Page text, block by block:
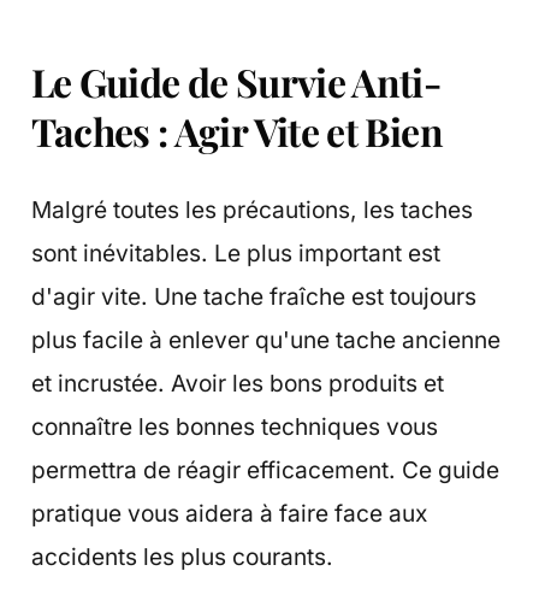
Le Guide de Survie Anti-
Taches : Agir Vite et Bien
Malgré toutes les précautions, les taches
sont inévitables. Le plus important est
d'agir vite. Une tache fraîche est toujours
plus facile à enlever qu'une tache ancienne
et incrustée. Avoir les bons produits et
connaître les bonnes techniques vous
permettra de réagir efficacement. Ce guide
pratique vous aidera à faire face aux
accidents les plus courants.